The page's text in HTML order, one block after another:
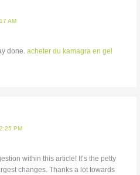
AM
done. acheter du kamagra en gel
PM
within this article! It’s the petty
changes. Thanks a lot towards